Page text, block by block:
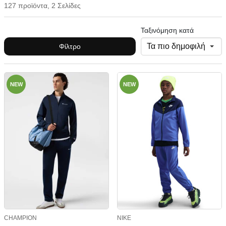
127 προϊόντα, 2 Σελίδες
Φίλτρο
Ταξινόμηση κατά
NEW
CHAMPION
NEW
NIKE